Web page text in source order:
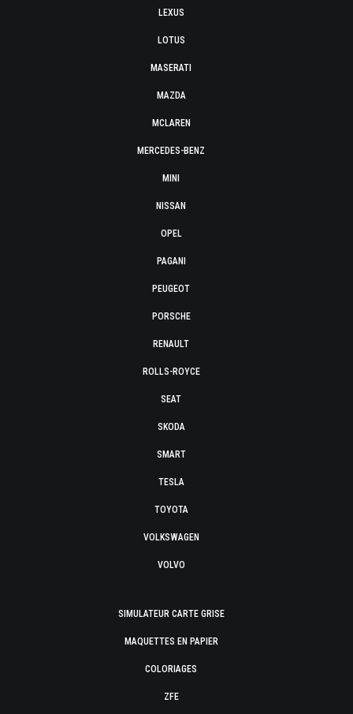
LEXUS
LOTUS
MASERATI
MAZDA
MCLAREN
MERCEDES-BENZ
MINI
NISSAN
OPEL
PAGANI
PEUGEOT
PORSCHE
RENAULT
ROLLS-ROYCE
SEAT
SKODA
SMART
TESLA
TOYOTA
VOLKSWAGEN
VOLVO
SIMULATEUR CARTE GRISE
MAQUETTES EN PAPIER
COLORIAGES
ZFE